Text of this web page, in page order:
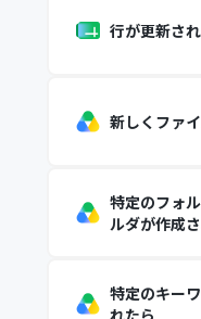
行が更新さ
新しくファ
特定のフォ
ルダが作成
特定のキー
れたら